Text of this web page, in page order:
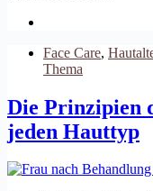
Face Care,
Thema
Die Prinzipien
jeden Hauttyp